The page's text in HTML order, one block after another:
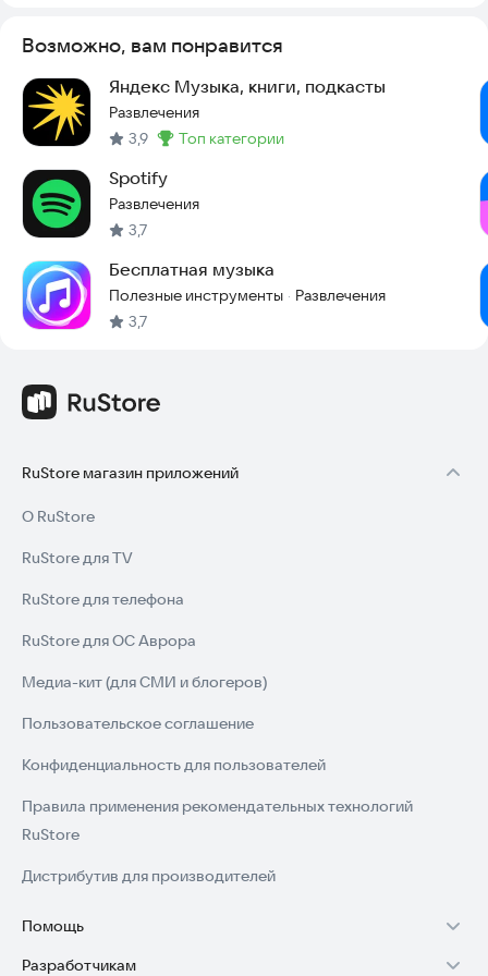
Возможно, вам понравится
Яндекс Музыка, книги, подкасты
Развлечения
3,9
Метка:
топ категории
Spotify
Развлечения
3,7
Бесплатная музыка
Полезные инструменты · Развлечения
3,7
RuStore магазин приложений
О RuStore
RuStore для TV
RuStore для телефона
RuStore для ОС Аврора
Медиа-кит (для СМИ и блогеров)
Пользовательское соглашение
Конфиденциальность для пользователей
Правила применения рекомендательных технологий
RuStore
Дистрибутив для производителей
Помощь
Установка RuStore на TV
Разработчикам